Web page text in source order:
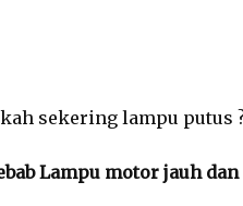
sekering lampu putus
Lampu motor jauh